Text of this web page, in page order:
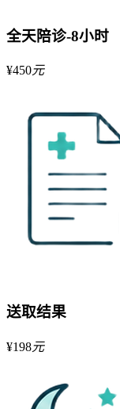
全天陪诊-8小时
¥450元
送取结果
¥198元